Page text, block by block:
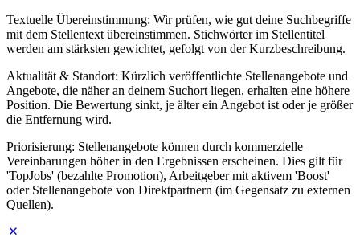
Textuelle Übereinstimmung: Wir prüfen, wie gut deine Suchbegriffe
mit dem Stellentext übereinstimmen. Stichwörter im Stellentitel
werden am stärksten gewichtet, gefolgt von der Kurzbeschreibung.
Aktualität & Standort: Kürzlich veröffentlichte Stellenangebote und
Angebote, die näher an deinem Suchort liegen, erhalten eine höhere
Position. Die Bewertung sinkt, je älter ein Angebot ist oder je größer
die Entfernung wird.
Priorisierung: Stellenangebote können durch kommerzielle
Vereinbarungen höher in den Ergebnissen erscheinen. Dies gilt für
'TopJobs' (bezahlte Promotion), Arbeitgeber mit aktivem 'Boost'
oder Stellenangebote von Direktpartnern (im Gegensatz zu externen
Quellen).